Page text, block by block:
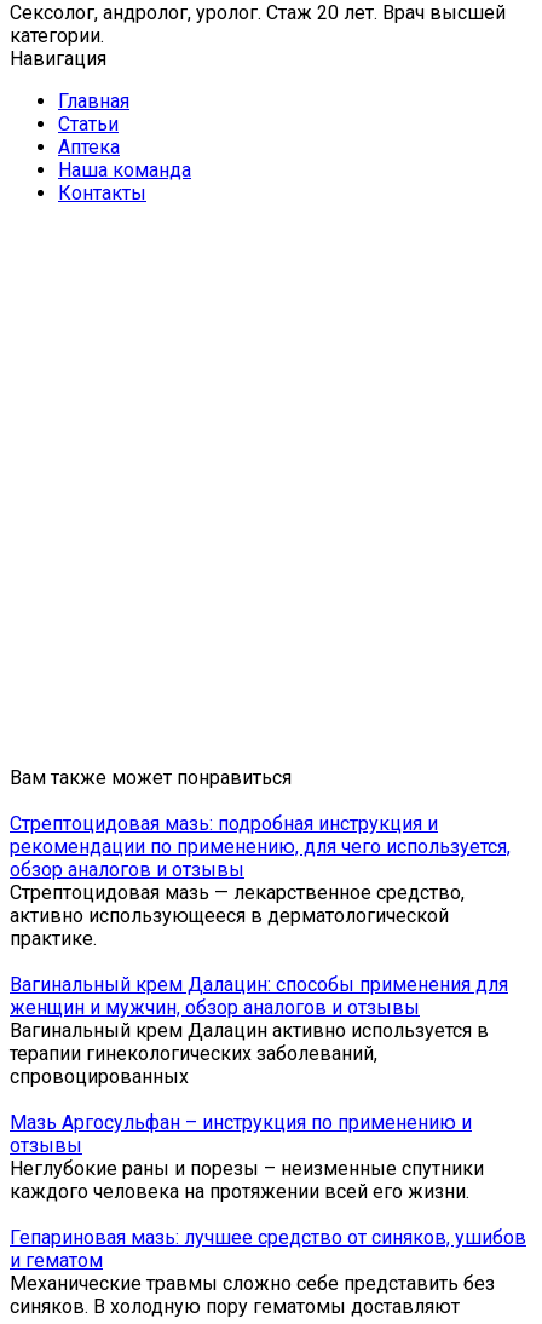
Сексолог, андролог, уролог. Стаж 20 лет. Врач высшей
категории.
Навигация
Главная
Статьи
Аптека
Наша команда
Контакты
Вам также может понравиться
Стрептоцидовая мазь: подробная инструкция и
рекомендации по применению, для чего используется,
обзор аналогов и отзывы
Стрептоцидовая мазь — лекарственное средство,
активно использующееся в дерматологической
практике.
Вагинальный крем Далацин: способы применения для
женщин и мужчин, обзор аналогов и отзывы
Вагинальный крем Далацин активно используется в
терапии гинекологических заболеваний,
спровоцированных
Мазь Аргосульфан – инструкция по применению и
отзывы
Неглубокие раны и порезы – неизменные спутники
каждого человека на протяжении всей его жизни.
Гепариновая мазь: лучшее средство от синяков, ушибов
и гематом
Механические травмы сложно себе представить без
синяков. В холодную пору гематомы доставляют